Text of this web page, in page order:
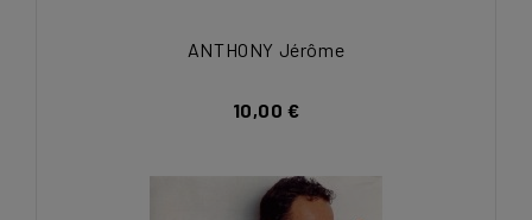
ANTHONY Jérôme
10,00 €